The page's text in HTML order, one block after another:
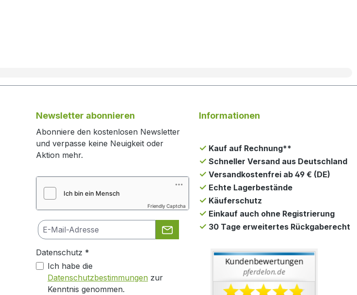
Newsletter abonnieren
Abonniere den kostenlosen Newsletter
und verpasse keine Neuigkeit oder
Aktion mehr.
Friendly Captcha
Datenschutz *
Ich habe die
Datenschutzbestimmungen zur
Kenntnis genommen.
Informationen
Kauf auf Rechnung**
Schneller Versand aus Deutschland
Versandkostenfrei ab 49 € (DE)
Echte Lagerbestände
Käuferschutz
Einkauf auch ohne Registrierung
30 Tage erweitertes Rückgaberecht